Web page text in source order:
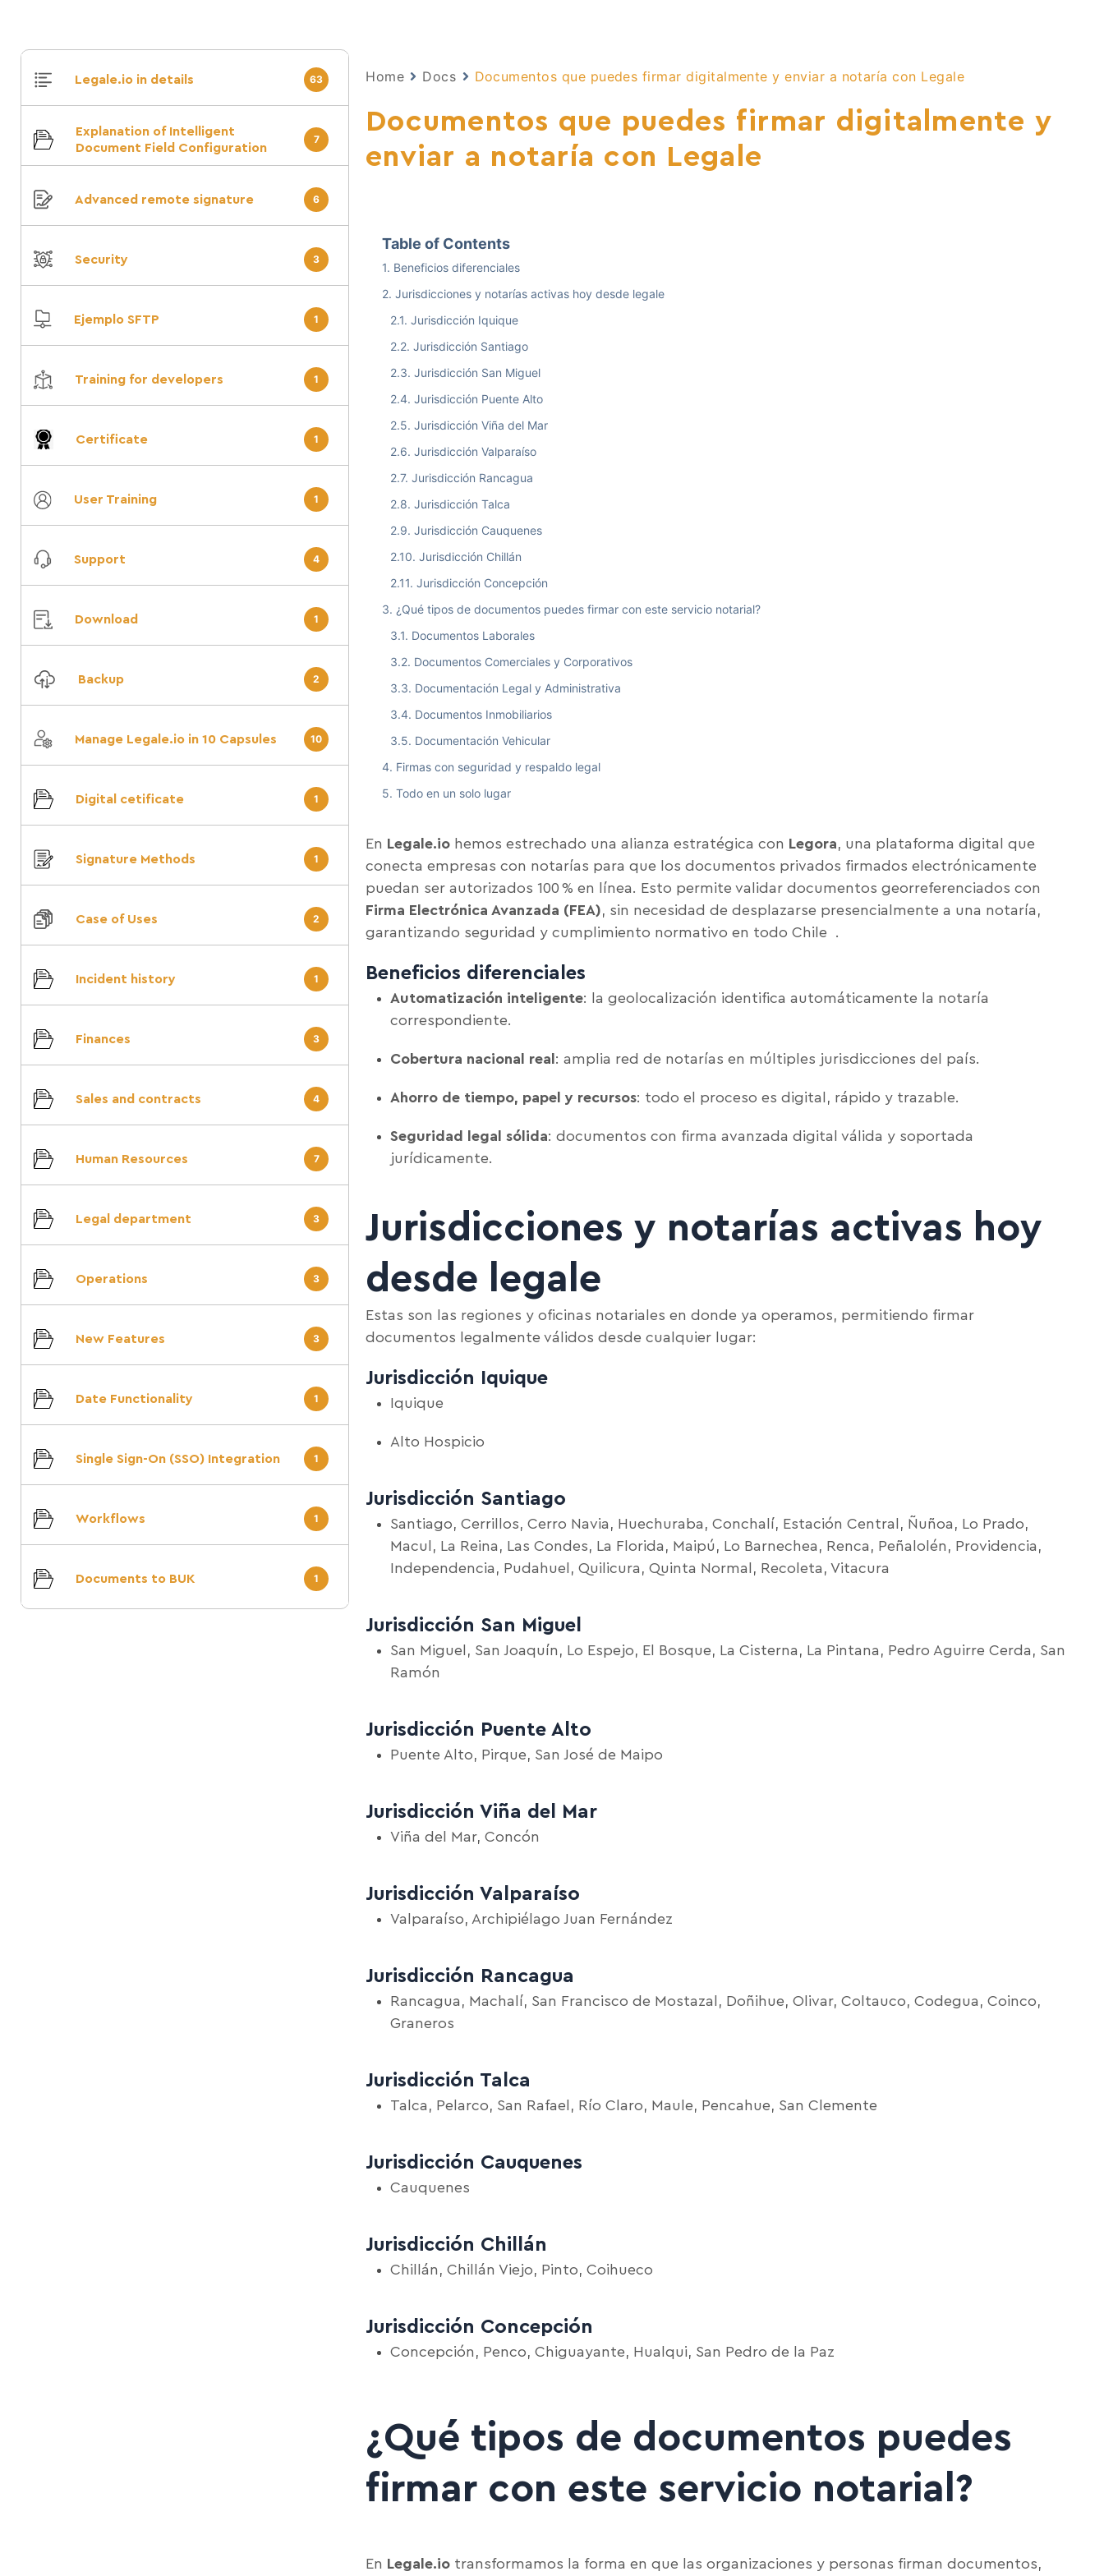
Legale.io in details 63
Explanation of Intelligent
Document Field Configuration
7
Advanced remote signature 6
Security 3
Ejemplo SFTP 1
Training for developers 1
Certificate 1
User Training 1
Support 4
Download 1
Backup 2
Manage Legale.io in 10 Capsules 10
Digital cetificate 1
Signature Methods 1
Case of Uses 2
Incident history 1
Finances 3
Sales and contracts 4
Human Resources 7
Legal department 3
Operations 3
New Features 3
Date Functionality 1
Single Sign-On (SSO) Integration 1
Workflows 1
Documents to BUK 1
Home Docs Documentos que puedes firmar digitalmente y enviar a notaría con Legale
Documentos que puedes firmar digitalmente y
enviar a notaría con Legale
Table of Contents
Beneficios diferenciales
Jurisdicciones y notarías activas hoy desde legale
Jurisdicción Iquique
Jurisdicción Santiago
Jurisdicción San Miguel
Jurisdicción Puente Alto
Jurisdicción Viña del Mar
Jurisdicción Valparaíso
Jurisdicción Rancagua
Jurisdicción Talca
Jurisdicción Cauquenes
Jurisdicción Chillán
Jurisdicción Concepción
¿Qué tipos de documentos puedes firmar con este servicio notarial?
Documentos Laborales
Documentos Comerciales y Corporativos
Documentación Legal y Administrativa
Documentos Inmobiliarios
Documentación Vehicular
Firmas con seguridad y respaldo legal
Todo en un solo lugar
En Legale.io hemos estrechado una alianza estratégica con Legora , una plataforma digital que
conecta empresas con notarías para que los documentos privados firmados electrónicamente
puedan ser autorizados 100 % en línea. Esto permite validar documentos georreferenciados con
Firma Electrónica Avanzada (FEA) , sin necesidad de desplazarse presencialmente a una notaría,
garantizando seguridad y cumplimiento normativo en todo Chile
Beneficios diferenciales
Automatización inteligente: la geolocalización identifica automáticamente la notaría
correspondiente.
Cobertura nacional real : amplia red de notarías en múltiples jurisdicciones del país.
Ahorro de tiempo, papel y recursos: todo el proceso es digital, rápido y trazable.
Seguridad legal sólida: documentos con firma avanzada digital válida y soportada
jurídicamente.
Jurisdicciones y notarías activas hoy
desde legale
Estas son las regiones y oficinas notariales en donde ya operamos, permitiendo firmar
documentos legalmente válidos desde cualquier lugar:
Jurisdicción Iquique
Iquique
Alto Hospicio
Jurisdicción Santiago
Santiago, Cerrillos, Cerro Navia, Huechuraba, Conchalí, Estación Central, Ñuñoa, Lo Prado,
Macul, La Reina, Las Condes, La Florida, Maipú, Lo Barnechea, Renca, Peñalolén, Providencia,
Independencia, Pudahuel, Quilicura, Quinta Normal, Recoleta, Vitacura
Jurisdicción San Miguel
San Miguel, San Joaquín, Lo Espejo, El Bosque, La Cisterna, La Pintana, Pedro Aguirre Cerda, San
Ramón
Jurisdicción Puente Alto
Puente Alto, Pirque, San José de Maipo
Jurisdicción Viña del Mar
Viña del Mar, Concón
Jurisdicción Valparaíso
Valparaíso, Archipiélago Juan Fernández
Jurisdicción Rancagua
Rancagua, Machalí, San Francisco de Mostazal, Doñihue, Olivar, Coltauco, Codegua, Coinco,
Graneros
Jurisdicción Talca
Talca, Pelarco, San Rafael, Río Claro, Maule, Pencahue, San Clemente
Jurisdicción Cauquenes
Cauquenes
Jurisdicción Chillán
Chillán, Chillán Viejo, Pinto, Coihueco
Jurisdicción Concepción
Concepción, Penco, Chiguayante, Hualqui, San Pedro de la Paz
¿Qué tipos de documentos puedes
firmar con este servicio notarial?
En Legale.io transformamos la forma en que las organizaciones y personas firman documentos,